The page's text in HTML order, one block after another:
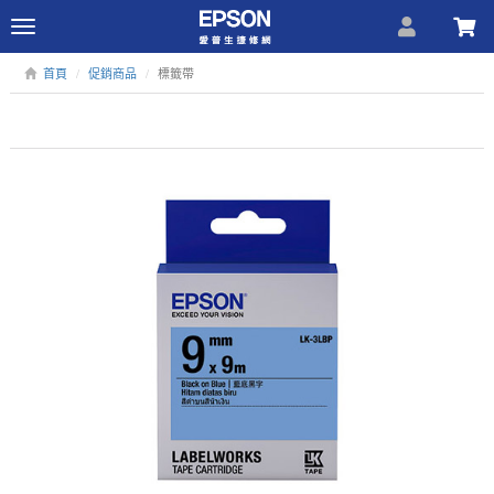
Toggle
navigation
首頁 促銷商品 標籤帶